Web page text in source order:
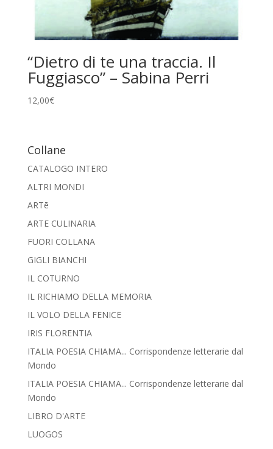
“Dietro di te una traccia. Il
Fuggiasco” – Sabina Perri
12,00€
Collane
CATALOGO INTERO
ALTRI MONDI
ARTē
ARTE CULINARIA
FUORI COLLANA
GIGLI BIANCHI
IL COTURNO
IL RICHIAMO DELLA MEMORIA
IL VOLO DELLA FENICE
IRIS FLORENTIA
ITALIA POESIA CHIAMA... Corrispondenze letterarie dal
Mondo
ITALIA POESIA CHIAMA... Corrispondenze letterarie dal
Mondo
LIBRO D'ARTE
LUOGOS